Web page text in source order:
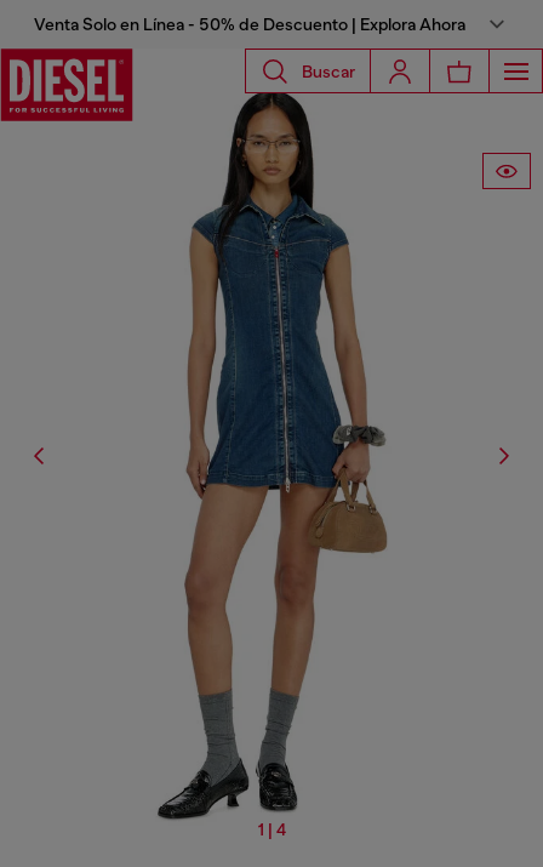
Venta Solo en Línea - 50% de Descuento | Explora Ahora
Buscar
1 | 4